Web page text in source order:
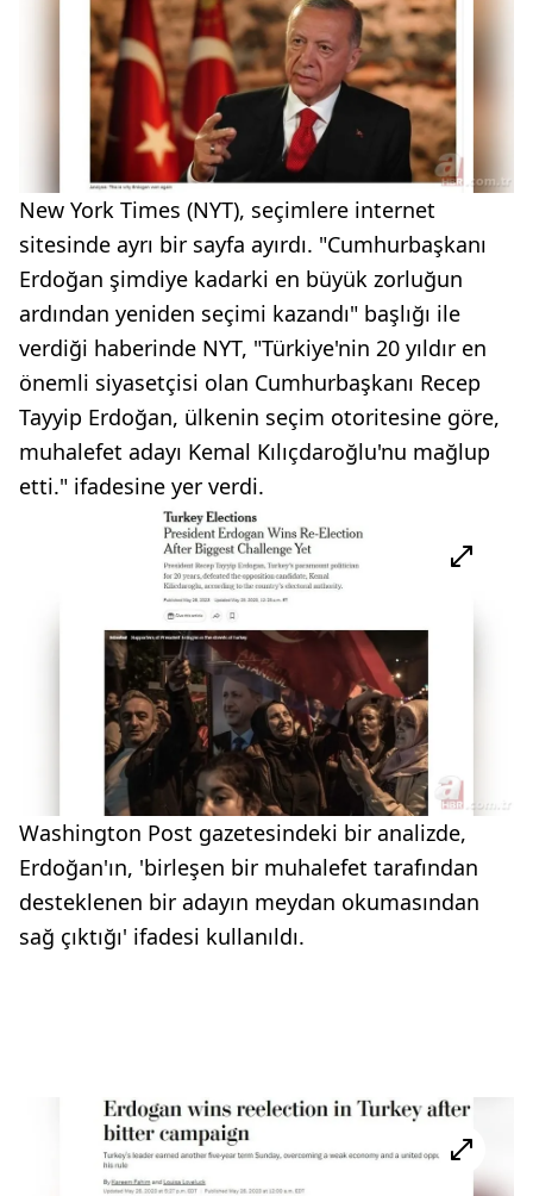
New York Times (NYT), seçimlere internet
sitesinde ayrı bir sayfa ayırdı. "Cumhurbaşkanı
Erdoğan şimdiye kadarki en büyük zorluğun
ardından yeniden seçimi kazandı" başlığı ile
verdiği haberinde NYT, "Türkiye'nin 20 yıldır en
önemli siyasetçisi olan Cumhurbaşkanı Recep
Tayyip Erdoğan, ülkenin seçim otoritesine göre,
muhalefet adayı Kemal Kılıçdaroğlu'nu mağlup
etti." ifadesine yer verdi.
Washington Post gazetesindeki bir analizde,
Erdoğan'ın, 'birleşen bir muhalefet tarafından
desteklenen bir adayın meydan okumasından
sağ çıktığı' ifadesi kullanıldı.